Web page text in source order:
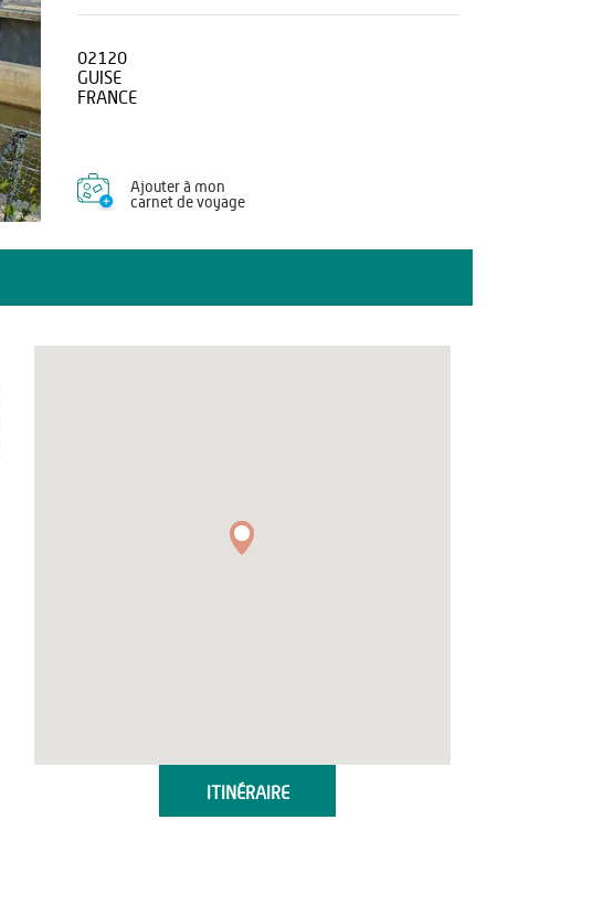
02120
GUISE
FRANCE
Ajouter à mon
carnet de voyage
ITINÉRAIRE